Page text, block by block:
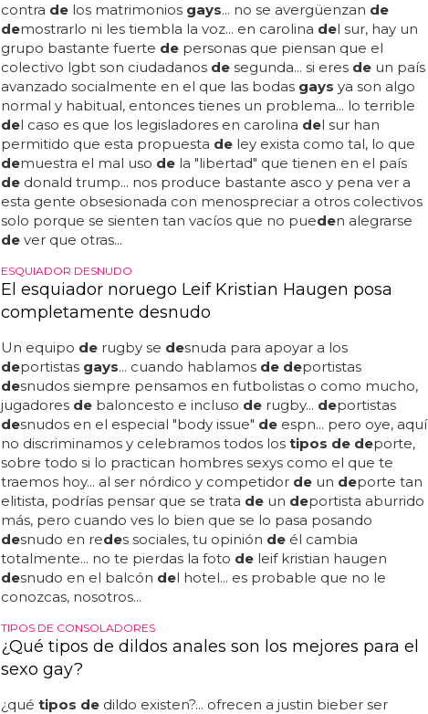
contra delos matrimonios gays... no se avergüenzan de
demostrarlo ni les tiembla la voz... en carolina del sur, hay un
grupo bastante fuerte depersonas que piensan que el
colectivo lgbt son ciudadanos desegunda... si eres deun país
avanzado socialmente en el que las bodas gays ya son algo
normal y habitual, entonces tienes un problema... lo terrible
del caso es que los legisladores en carolina del sur han
permitido que esta propuesta deley exista como tal, lo que
demuestra el mal uso dela "libertad" que tienen en el país
dedonald trump... nos produce bastante asco y pena ver a
esta gente obsesionada con menospreciar a otros colectivos
solo porque se sienten tan vacíos que no pueden alegrarse
dever que otras...
ESQUIADOR DESNUDO
El esquiador noruego Leif Kristian Haugen posa
completamente desnudo
Un equipo derugby se desnuda para apoyar a los
deportistas gays... cuando hablamos de deportistas
desnudos siempre pensamos en futbolistas o como mucho,
jugadores debaloncesto e incluso derugby... deportistas
desnudos en el especial "body issue" deespn... pero oye, aquí
no discriminamos y celebramos todos los tipos de deporte,
sobre todo si lo practican hombres sexys como el que te
traemos hoy... al ser nórdico y competidor deun deporte tan
elitista, podrías pensar que se trata deun deportista aburrido
más, pero cuando ves lo bien que se lo pasa posando
desnudo en redes sociales, tu opinión deél cambia
totalmente... no te pierdas la foto deleif kristian haugen
desnudo en el balcón del hotel... es probable que no le
conozcas, nosotros...
TIPOS DE CONSOLADORES
¿Qué tipos de dildos anales son los mejores para el
sexo gay?
¿qué tipos dedildo existen?... ofrecen a justin bieber ser